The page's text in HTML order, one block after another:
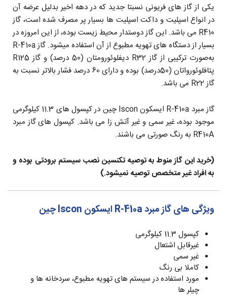
یکی از گاز های فریونی نسبتا جدید که در دهه اخیر بدلیل عرضه آن
در انواع اسپلیت و داکت اسپلیت ها بسیار پر مصرف شده است، گاز
R410 می باشد. این گاز دوستدار محیط زیست بوده، از این امروزه در
بسیار از دستگاه های تهویه مطبوع از آن استفاده میشود. گاز R-410a
به‌صورت ترکیبی از گاز R32 دیفلوئورومتان (50 درصد) و گاز R125
پتافلوئورواتان (50درصد) بوده و دارای 60 درصد فشار بالاتر نسبت به
گاز R22 می باشد.
گاز مبرد R-410a ایسکون Iscon چین در کپسول های 11.3 کیلوگرمی
موجود بوده، غیر سمی و غیر آتش زا می باشد. کپسول‌ های گاز مبرد
R410A به رنگ صورتی می‌ باشند.
(خرید این گاز منوط به توصیه تکنسین نصب سیستم برودتی بوده و
به افراد غیر متخصص توصیه نمیشود.)
ویژگی های گاز مبرد R-410a ایسکون Iscon چین
کپسول 11.3 کیلوگرمی
غیرقابل اشتعال
غیر سمی
کاملا بی رنگ
مورد استفاده در سیستم های تهویه مطبوع، سردخانه ها و
چیلر ها